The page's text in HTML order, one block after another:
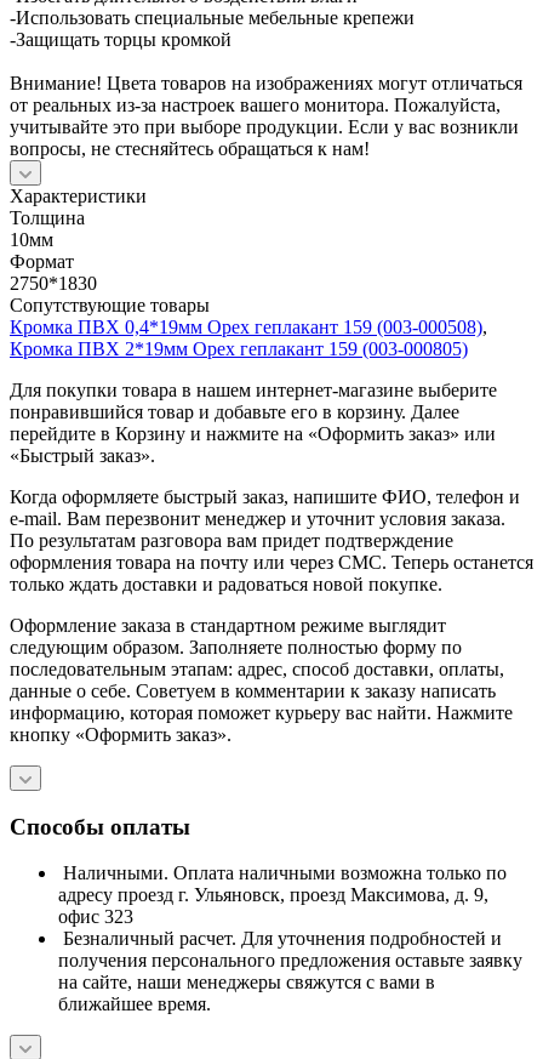
-Использовать специальные мебельные крепежи
-Защищать торцы кромкой
Внимание! Цвета товаров на изображениях могут отличаться
от реальных из-за настроек вашего монитора. Пожалуйста,
учитывайте это при выборе продукции. Если у вас возникли
вопросы, не стесняйтесь обращаться к нам!
Характеристики
Толщина
10мм
Формат
2750*1830
Сопутствующие товары
Кромка ПВХ 0,4*19мм Орех геплакант 159 (003-000508),
Кромка ПВХ 2*19мм Орех геплакант 159 (003-000805)
Для покупки товара в нашем интернет-магазине выберите
понравившийся товар и добавьте его в корзину. Далее
перейдите в Корзину и нажмите на «Оформить заказ» или
«Быстрый заказ».
Когда оформляете быстрый заказ, напишите ФИО, телефон и
e-mail. Вам перезвонит менеджер и уточнит условия заказа.
По результатам разговора вам придет подтверждение
оформления товара на почту или через СМС. Теперь останется
только ждать доставки и радоваться новой покупке.
Оформление заказа в стандартном режиме выглядит
следующим образом. Заполняете полностью форму по
последовательным этапам: адрес, способ доставки, оплаты,
данные о себе. Советуем в комментарии к заказу написать
информацию, которая поможет курьеру вас найти. Нажмите
кнопку «Оформить заказ».
Способы оплаты
Наличными. Оплата наличными возможна только по
адресу проезд г. Ульяновск, проезд Максимова, д. 9,
офис 323
Безналичный расчет. Для уточнения подробностей и
получения персонального предложения оставьте заявку
на сайте, наши менеджеры свяжутся с вами в
ближайшее время.